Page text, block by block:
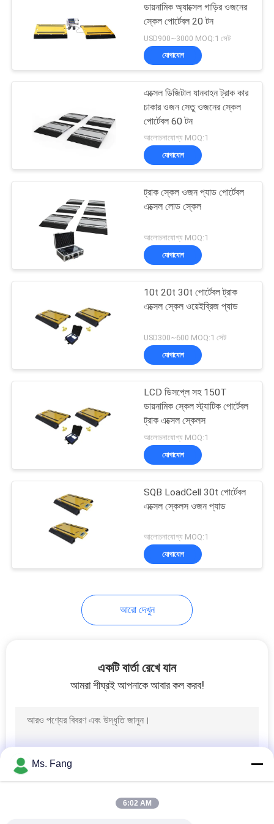
ইলেকট্রনিক ব্যালেন্স আইশ
ওজন লোড সেল
ওয়্যারলেস লোড সেল
ডিজিটাল ওজন নির্দেশক
ডিজিটাল কপিকল আইশ
ঝাঁকনি আইশ অংশ
ডায়নামিক অ্যাক্সেল গাড়ির ওজনের
স্কেল পোর্টেবল 20 টন
USD900~3000 MOQ:1 সেট
যোগাযোগ
এক্সেল ডিজিটাল যানবাহন ট্রাক কার
চাকার ওজন সেতু ওজনের স্কেল
পোর্টেবল 60 টন
আলোচনাযোগ্য MOQ:1
যোগাযোগ
ট্রাক স্কেল ওজন প্যাড পোর্টেবল
এক্সেল লোড স্কেল
আলোচনাযোগ্য MOQ:1
যোগাযোগ
10t 20t 30t পোর্টেবল ট্রাক
এক্সেল স্কেল ওয়েইব্রিজ প্যাড
USD300~600 MOQ:1 সেট
যোগাযোগ
LCD ডিসপ্লে সহ 150T
ডায়নামিক স্কেল স্ট্যাটিক পোর্টেবল
ট্রাক এক্সেল স্কেলস
আলোচনাযোগ্য MOQ:1
যোগাযোগ
SQB LoadCell 30t পোর্টেবল
এক্সেল স্কেলস ওজন প্যাড
আলোচনাযোগ্য MOQ:1
যোগাযোগ
আরো দেখুন
একটি বার্তা রেখে যান
আমরা শীঘ্রই আপনাকে আবার কল করব!
Ms. Fang
6:02 AM